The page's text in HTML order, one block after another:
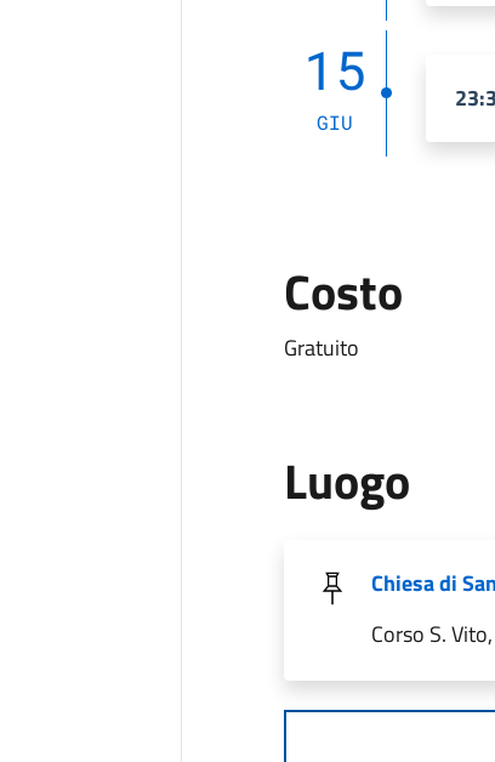
15
GIU
Costo
Gratuito
Luogo
Chiesa di
Corso S.